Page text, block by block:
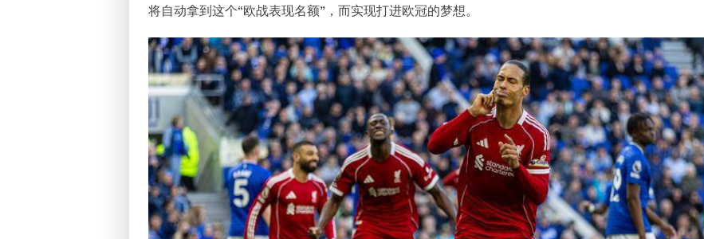
将自动拿到这个“欧战表现名额”，而实现打进欧冠的梦想。